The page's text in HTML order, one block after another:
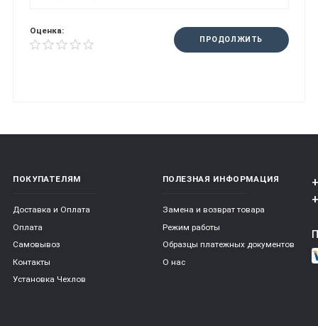
Оценка:
ПРОДОЛЖИТЬ
ПОКУПАТЕЛЯМ
Доставка и Оплата
Оплата
Самовывоз
Контакты
Установка Чехлов
ПОЛЕЗНАЯ ИНФОРМАЦИЯ
Замена и возврат товара
Режим работы
Образцы платежных документов
О нас